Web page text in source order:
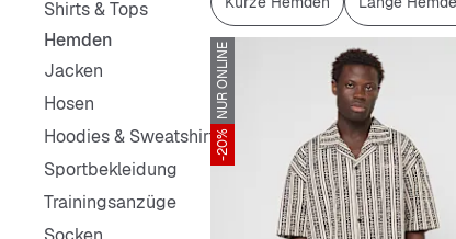
Shirts & Tops
Hemden
Jacken
Hosen
Hoodies & Sweatshirts
Sportbekleidung
Trainingsanzüge
NUR ONLINE
-20%